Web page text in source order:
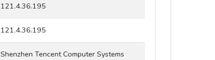
121.4.36.195
121.4.36.195
Shenzhen Tencent Computer Systems